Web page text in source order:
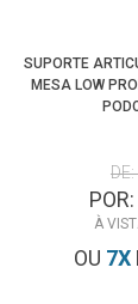
SUPORTE
MESA LOW
POR:
À
OU 7X